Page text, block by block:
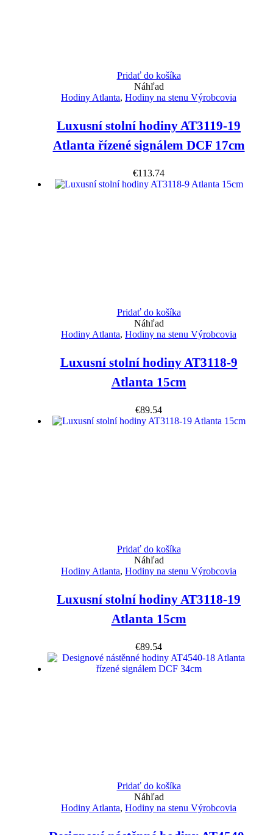
Pridať do košíka
Náhľad
Hodiny Atlanta, Hodiny na stenu Výrobcovia
Luxusní stolní hodiny AT3119-19
Atlanta řízené signálem DCF 17cm
€113.74
Pridať do košíka
Náhľad
Hodiny Atlanta, Hodiny na stenu Výrobcovia
Luxusní stolní hodiny AT3118-9
Atlanta 15cm
€89.54
Pridať do košíka
Náhľad
Hodiny Atlanta, Hodiny na stenu Výrobcovia
Luxusní stolní hodiny AT3118-19
Atlanta 15cm
€89.54
Pridať do košíka
Náhľad
Hodiny Atlanta, Hodiny na stenu Výrobcovia